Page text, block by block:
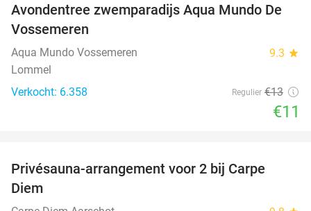
15%
Avondentree zwemparadijs Aqua Mundo De
Vossemeren
Aqua Mundo Vossemeren 9.3 star
Lommel
Verkocht: 6.358
Regulier €13
€11
Privésauna-arrangement voor 2 bij Carpe
Diem